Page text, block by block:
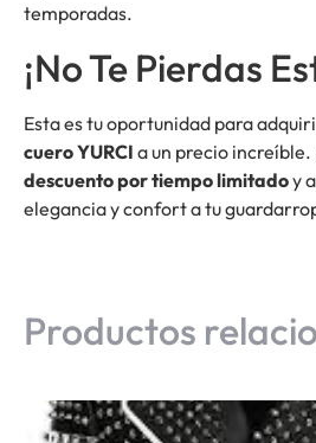
temporadas.
¡No Te Pierdas
Esta es tu oportunidad para
cuero YURCI a un precio
descuento por tiempo limitadoy
elegancia y confort a tu
Productos